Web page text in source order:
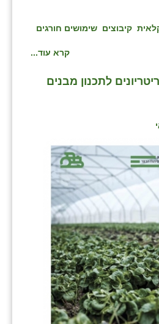
קיבוצים שימושים חורגים
קרא עוד...
לתכנון מבנים